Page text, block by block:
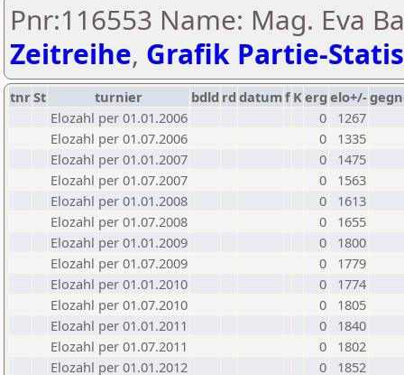
Pnr:116553 Name: Mag. Eva
Zeitreihe, Grafik Partie-
tnrSt turnier bdld rd datumf Kerg elo+/-
Elozahl per 01.01.2006
0
1267
Elozahl per 01.07.2006
0
1335
Elozahl per 01.01.2007
0
1475
Elozahl per 01.07.2007
0
1563
Elozahl per 01.01.2008
0
1613
Elozahl per 01.07.2008
0
1655
Elozahl per 01.01.2009
0
1800
Elozahl per 01.07.2009
0
1779
Elozahl per 01.01.2010
0
1774
Elozahl per 01.07.2010
0
1805
Elozahl per 01.01.2011
0
1840
Elozahl per 01.07.2011
0
1802
Elozahl per 01.01.2012
0
1852